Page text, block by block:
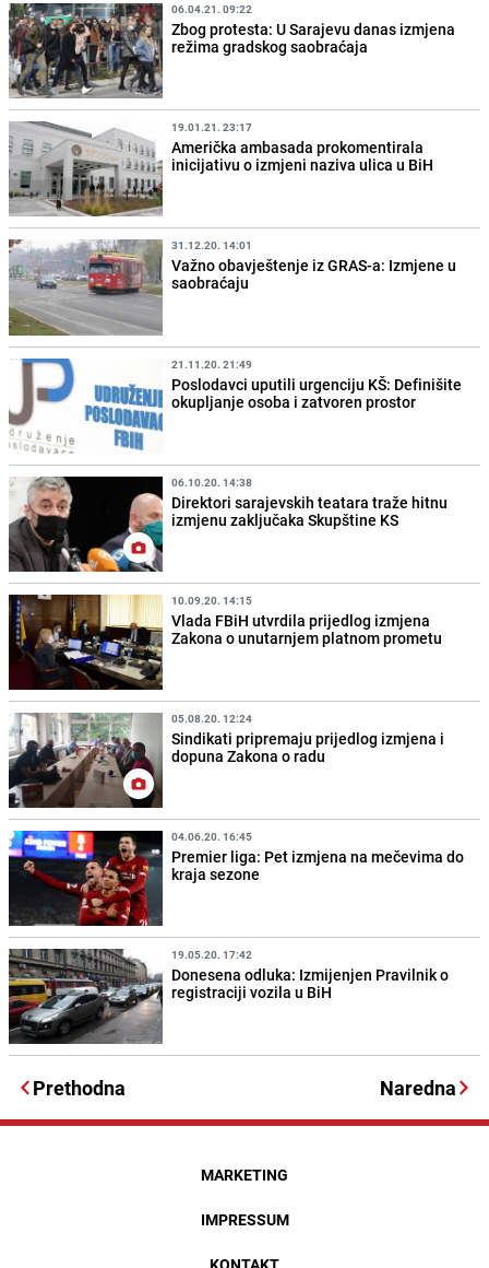
06.04.21. 09:22
Zbog protesta: U Sarajevu danas izmjena
režima gradskog saobraćaja
19.01.21. 23:17
Američka ambasada prokomentirala
inicijativu o izmjeni naziva ulica u BiH
31.12.20. 14:01
Važno obavještenje iz GRAS-a: Izmjene u
saobraćaju
21.11.20. 21:49
Poslodavci uputili urgenciju KŠ: Definišite
okupljanje osoba i zatvoren prostor
06.10.20. 14:38
Direktori sarajevskih teatara traže hitnu
izmjenu zaključaka Skupštine KS
10.09.20. 14:15
Vlada FBiH utvrdila prijedlog izmjena
Zakona o unutarnjem platnom prometu
05.08.20. 12:24
Sindikati pripremaju prijedlog izmjena i
dopuna Zakona o radu
04.06.20. 16:45
Premier liga: Pet izmjena na mečevima do
kraja sezone
19.05.20. 17:42
Donesena odluka: Izmijenjen Pravilnik o
registraciji vozila u BiH
Prethodna Naredna
MARKETING
IMPRESSUM